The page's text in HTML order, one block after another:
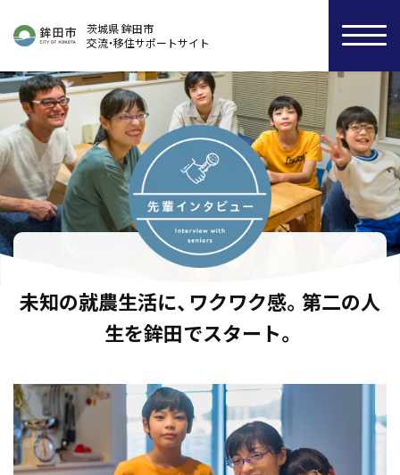
茨城県 鉾田市
交流・移住サポートサイト
未知の就農生活に、ワクワク感。第二の人
生を鉾田でスタート。